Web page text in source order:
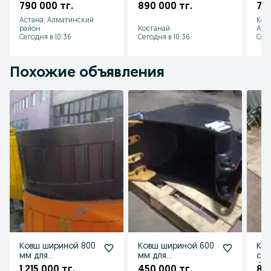
семян и удобрений
Зернопогрузчики
на ВАГОН
790 000 тг.
Астана, Алматинский
район
Сегодня в 10:36
семян и удобрений
Зернопогр-ки
890 000 тг.
Костанай
Сегодня в 10:36
на
Похожие объявления
Ковш шириной 800
мм для
экскаватора
Ковш шириной 600
мм для
экскаватора